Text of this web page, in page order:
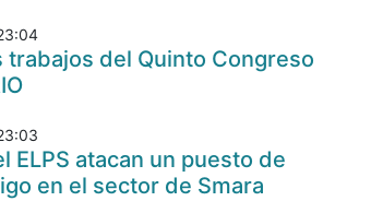
trabajos del Quinto Congreso
ELPS atacan un puesto de
en el sector de Smara